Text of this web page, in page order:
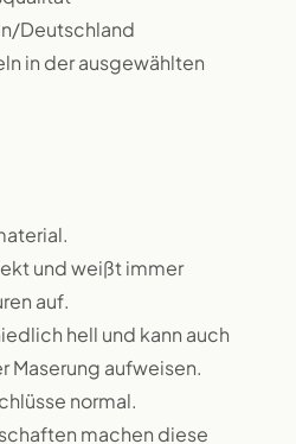
Deutschland
in der ausgewählten
und weißt immer
auf.
hell und kann auch
Maserung aufweisen.
normal.
machen diese